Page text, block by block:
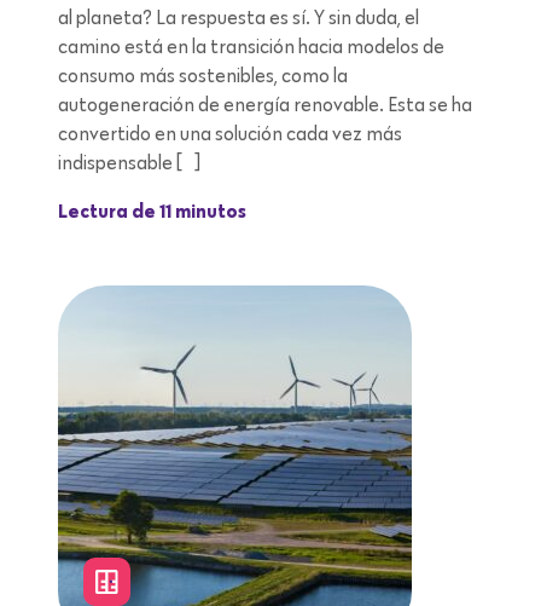
al planeta? La respuesta es sí. Y sin duda, el
camino está en la transición hacia modelos de
consumo más sostenibles, como la
autogeneración de energía renovable. Esta se ha
convertido en una solución cada vez más
indispensable […]
Lectura de 11 minutos